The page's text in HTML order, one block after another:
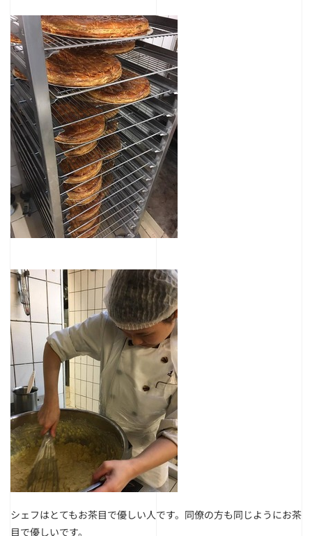
シェフはとてもお茶目で優しい人です。同僚の方も同じようにお茶
目で優しいです。